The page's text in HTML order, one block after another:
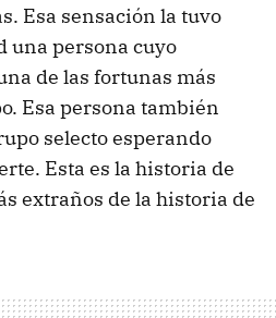
Esa sensación la tuvo
una persona cuyo
de las fortunas más
Esa persona también
selecto esperando
Esta es la historia de
extraños de la historia de